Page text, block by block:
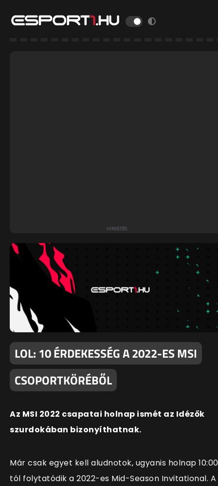
LOL: 10 ÉRDEKESSÉG A 2022-ES MSI
CSOPORTKÖRÉBŐL
Az MSI 2022 csapatai holnap ismét az Idézők
szurdokában bizonyíthatnak.
Már csak egyet kell aludnotok, ugyanis holnap
tól folytatódik a 2022-es Mid-Season Invitational. A